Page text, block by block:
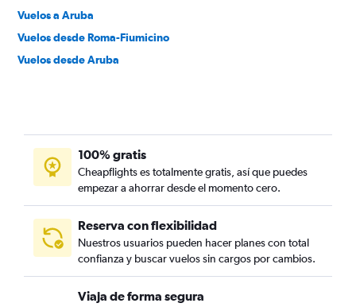
Vuelos a Aruba
Vuelos desde Roma-Fiumicino
Vuelos desde Aruba
100% gratis
Cheapflights es totalmente gratis, así que puedes
empezar a ahorrar desde el momento cero.
Reserva con flexibilidad
Nuestros usuarios pueden hacer planes con total
confianza y buscar vuelos sin cargos por cambios.
Viaja de forma segura